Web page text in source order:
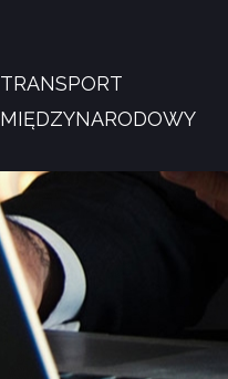
TRANSPORT
MIĘDZYNARODOWY